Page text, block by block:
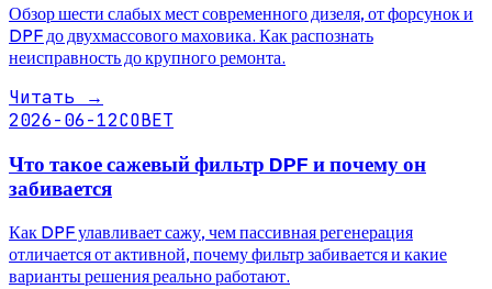
Обзор шести слабых мест современного дизеля, от форсунок и
DPF до двухмассового маховика. Как распознать
неисправность до крупного ремонта.
Читать →
2026-06-12СОВЕТ
Что такое сажевый фильтр DPF и почему он
забивается
Как DPF улавливает сажу, чем пассивная регенерация
отличается от активной, почему фильтр забивается и какие
варианты решения реально работают.